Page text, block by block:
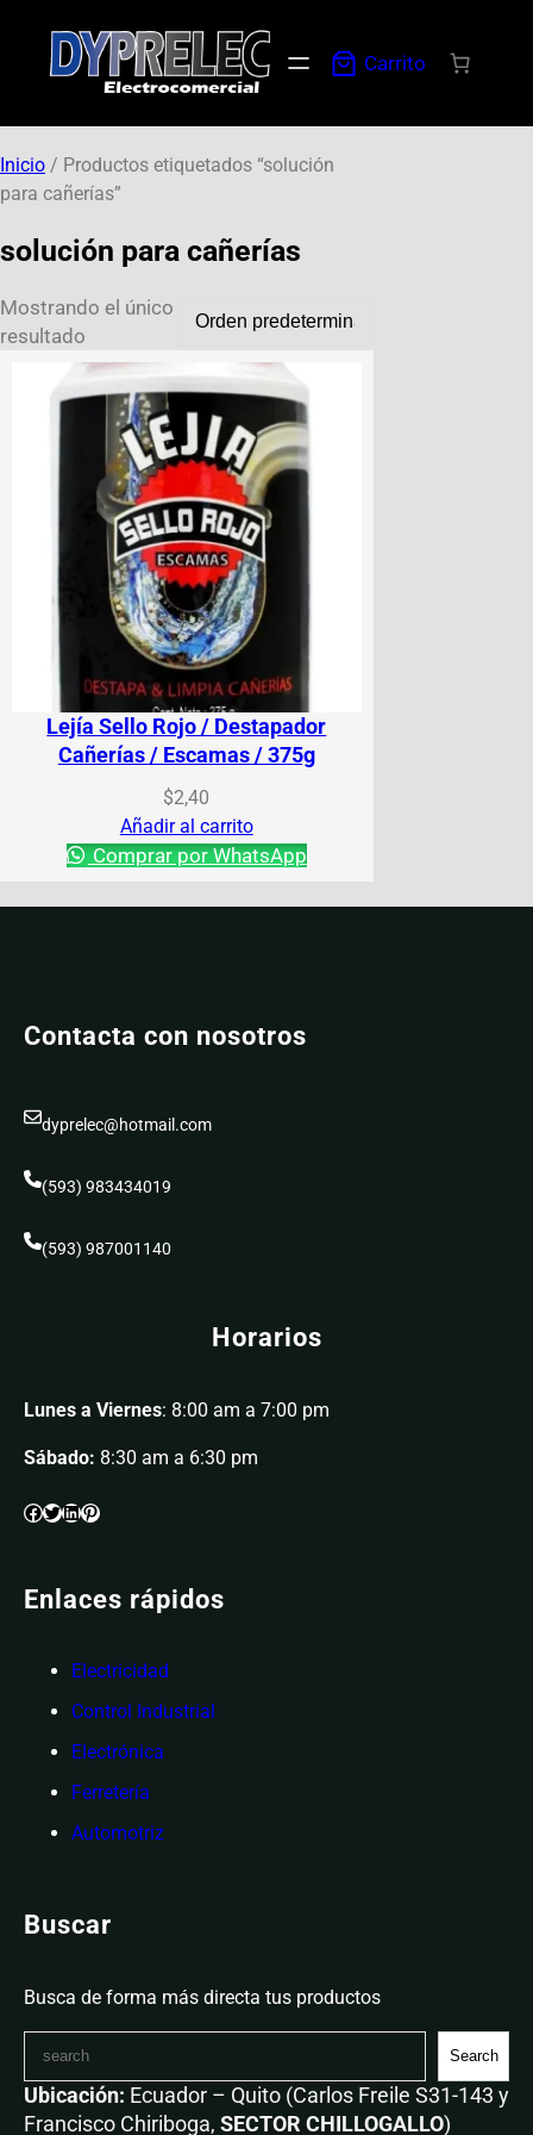
Carrito
Inicio / Productos etiquetados “solución
para cañerías”
solución para cañerías
Mostrando el único
resultado
Lejía Sello Rojo / Destapador
Cañerías / Escamas / 375g
$2,40
Añadir al carrito
Comprar por WhatsApp
Contacta con nosotros
dyprelec@hotmail.com
(593) 983434019
(593) 987001140
Horarios
Lunes a Viernes: 8:00 am a 7:00 pm
Sábado: 8:30 am a 6:30 pm
Enlaces rápidos
Electricidad
Control Industrial
Electrónica
Ferretería
Automotriz
Buscar
Busca de forma más directa tus productos
Search
Ubicación: Ecuador – Quito (Carlos Freile S31-143 y
Francisco Chiriboga, SECTOR CHILLOGALLO)